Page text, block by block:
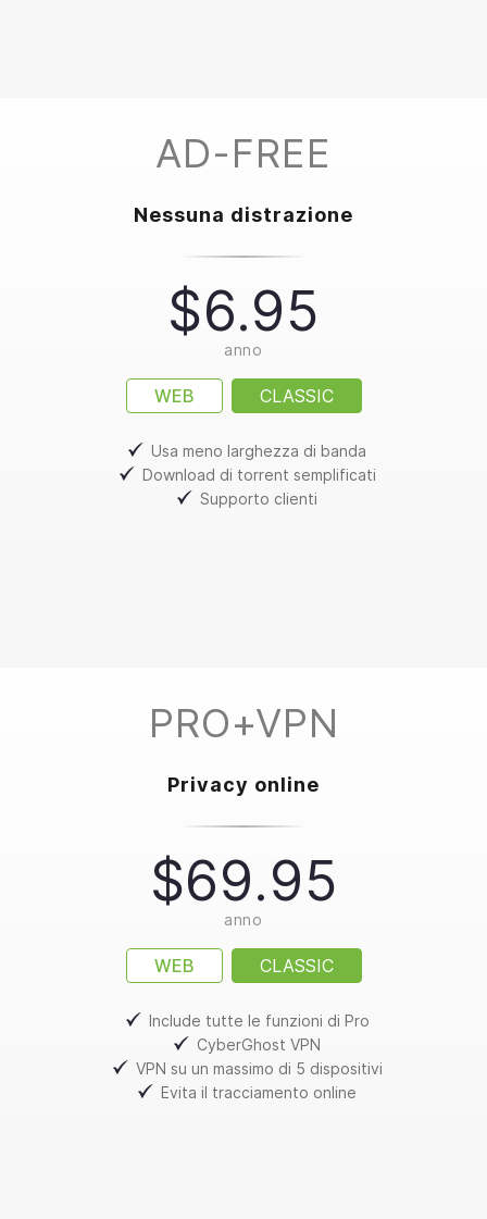
PRO+VPN
Privacy online
$69.95
anno
WEB CLASSIC
Include tutte le funzioni di Pro
CyberGhost VPN
VPN su un massimo di 5 dispositivi
Evita il tracciamento online
AD-FREE
Nessuna distrazione
$6.95
anno
WEB CLASSIC
Usa meno larghezza di banda
Download di torrent semplificati
Supporto clienti